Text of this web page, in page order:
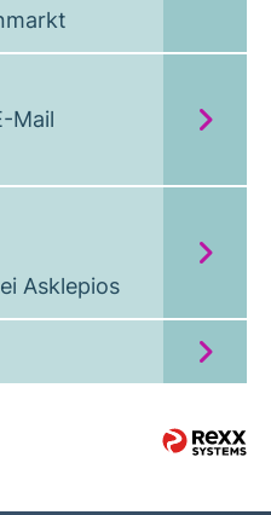
Mail
Asklepios